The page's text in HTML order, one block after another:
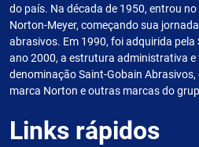
do país. Na década de 1950, entrou
Norton-Meyer, começando sua
abrasivos. Em 1990, foi adquirida pela
ano 2000, a estrutura administrativa
denominação Saint-Gobain
marca Norton e outras marcas do
Links rápidos